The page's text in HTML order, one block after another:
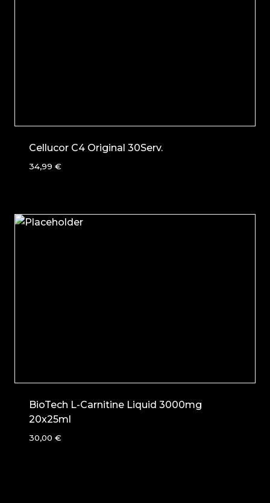
Cellucor C4 Original 30Serv.
34,99 €
BioTech L-Carnitine Liquid 3000mg
20x25ml
30,00 €